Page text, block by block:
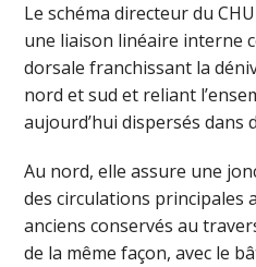
Le schéma directeur du
une liaison linéaire interne
dorsale franchissant la
nord et sud et reliant
aujourd’hui dispersés dans
Au nord, elle assure une
des circulations principales
anciens conservés au
de la même façon, avec le